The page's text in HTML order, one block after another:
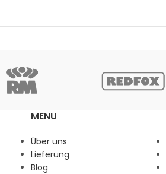
MENU
Über uns
Lieferung
Blog